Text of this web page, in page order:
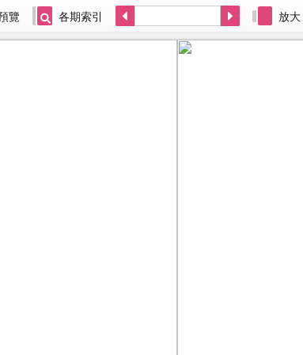
覽 各期索引 放大